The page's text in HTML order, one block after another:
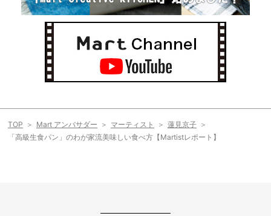
TOP Mart アンバサダー マーティスト
蓮見京子
「高級生食パン」のわが家流美味しい食べ方【Martistレポート】